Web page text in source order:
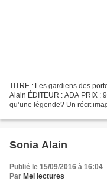
TITRE : Les gardiens des
Alain ÉDITEUR : ADA PRIX :
qu’une légende? Un récit
Sonia Alain
Publié le 15/09/2016 à 16:04
Par Mel lectures